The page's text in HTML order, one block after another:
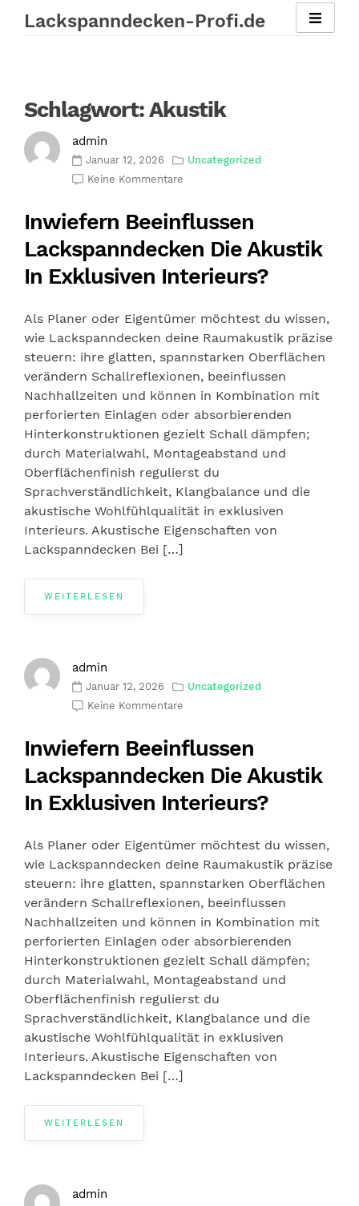
Inhalt
Lackspanndecken-Profi.de
Schlagwort:Akustik
admin
Januar 12, 2026
Uncategorized
Keine Kommentare
Inwiefern Beeinflussen
Lackspanndecken Die Akustik
In Exklusiven Interieurs?
Als Planer oder Eigentümer möchtest du wissen,
wie Lackspanndecken deine Raumakustik präzise
steuern: ihre glatten, spannstarken Oberflächen
verändern Schallreflexionen, beeinflussen
Nachhallzeiten und können in Kombination mit
perforierten Einlagen oder absorbierenden
Hinterkonstruktionen gezielt Schall dämpfen;
durch Materialwahl, Montageabstand und
Oberflächenfinish regulierst du
Sprachverständlichkeit, Klangbalance und die
akustische Wohlfühlqualität in exklusiven
Interieurs. Akustische Eigenschaften von
Lackspanndecken Bei […]
WEITERLESEN
admin
Januar 12, 2026
Uncategorized
Keine Kommentare
Inwiefern Beeinflussen
Lackspanndecken Die Akustik
In Exklusiven Interieurs?
Als Planer oder Eigentümer möchtest du wissen,
wie Lackspanndecken deine Raumakustik präzise
steuern: ihre glatten, spannstarken Oberflächen
verändern Schallreflexionen, beeinflussen
Nachhallzeiten und können in Kombination mit
perforierten Einlagen oder absorbierenden
Hinterkonstruktionen gezielt Schall dämpfen;
durch Materialwahl, Montageabstand und
Oberflächenfinish regulierst du
Sprachverständlichkeit, Klangbalance und die
akustische Wohlfühlqualität in exklusiven
Interieurs. Akustische Eigenschaften von
Lackspanndecken Bei […]
WEITERLESEN
admin